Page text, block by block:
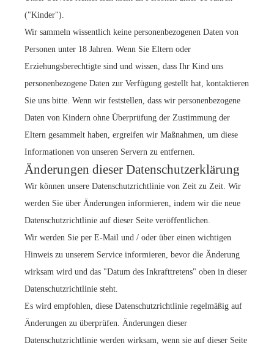
("Kinder").
Wir sammeln wissentlich keine personenbezogenen Daten von
Personen unter 18 Jahren. Wenn Sie Eltern oder
Erziehungsberechtigte sind und wissen, dass Ihr Kind uns
personenbezogene Daten zur Verfügung gestellt hat, kontaktieren
Sie uns bitte. Wenn wir feststellen, dass wir personenbezogene
Daten von Kindern ohne Überprüfung der Zustimmung der
Eltern gesammelt haben, ergreifen wir Maßnahmen, um diese
Informationen von unseren Servern zu entfernen.
Änderungen dieser Datenschutzerklärung
Wir können unsere Datenschutzrichtlinie von Zeit zu Zeit. Wir
werden Sie über Änderungen informieren, indem wir die neue
Datenschutzrichtlinie auf dieser Seite veröffentlichen.
Wir werden Sie per E-Mail und / oder über einen wichtigen
Hinweis zu unserem Service informieren, bevor die Änderung
wirksam wird und das "Datum des Inkrafttretens" oben in dieser
Datenschutzrichtlinie steht.
Es wird empfohlen, diese Datenschutzrichtlinie regelmäßig auf
Änderungen zu überprüfen. Änderungen dieser
Datenschutzrichtlinie werden wirksam, wenn sie auf dieser Seite